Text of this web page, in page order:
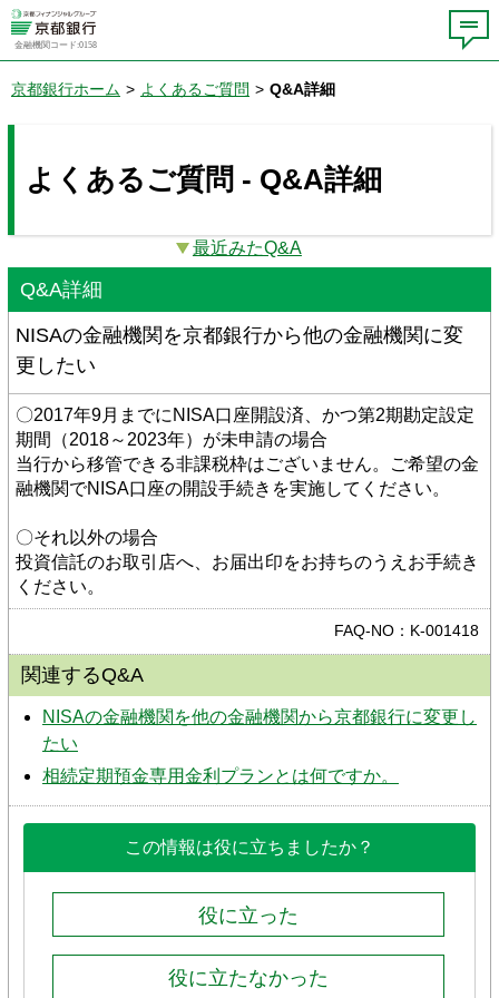
金融機関コード:0158
京都銀行ホーム > よくあるご質問 > Q&A詳細
よくあるご質問 - Q&A詳細
最近みたQ&A
Q&A詳細
NISAの金融機関を京都銀行から他の金融機関に変
更したい
〇2017年9月までにNISA口座開設済、かつ第2期勘定設定
期間（2018～2023年）が未申請の場合
当行から移管できる非課税枠はございません。ご希望の金
融機関でNISA口座の開設手続きを実施してください。
〇それ以外の場合
投資信託のお取引店へ、お届出印をお持ちのうえお手続き
ください。
FAQ-NO：K-001418
関連するQ&A
NISAの金融機関を他の金融機関から京都銀行に変更し
たい
相続定期預金専用金利プランとは何ですか。
この情報は役に立ちましたか？
役に立った
役に立たなかった